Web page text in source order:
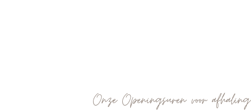
Onze Openingsuren voor afhaling